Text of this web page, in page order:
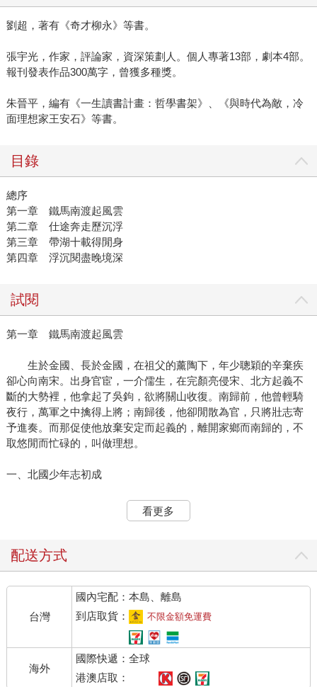
劉超，著有《奇才柳永》等書。
張宇光，作家，評論家，資深策劃人。個人專著13部，劇本4部。
報刊發表作品300萬字，曾獲多種獎。
朱晉平，編有《一生讀書計畫：哲學書架》、《與時代為敵，冷
面理想家王安石》等書。
目錄
總序
第一章 鐵馬南渡起風雲
第二章 仕途奔走歷沉浮
第三章 帶湖十載得閒身
第四章 浮沉閱盡晚境深
試閱
第一章 鐵馬南渡起風雲
生於金國、長於金國，在祖父的薰陶下，年少聰穎的辛棄疾
卻心向南宋。出身官宦，一介儒生，在完顏亮侵宋、北方起義不
斷的大勢裡，他拿起了吳鉤，欲將關山收復。南歸前，他曾輕騎
夜行，萬軍之中擒得上將；南歸後，他卻閒散為官，只將壯志寄
予進奏。而那促使他放棄安定而起義的，離開家鄉而南歸的，不
取悠閒而忙碌的，叫做理想。
一、北國少年志初成
西元1140年，是金朝天眷三年，也是南宋紹興十年。此時的
中國，東沿淮水、西以大散關為界，金朝與南宋分領了南北，在
鐵蹄正在北方的沃野上肆虐，而偏安一隅的南宋朝廷，則正在臨
事情還要從十三年前說起。靖康二年（西元1127年）四月，
在金太宗的授意下，金國將領完顏宗望、完顏宗弼率領著金軍，
侵占了北宋的土地，攻破了北宋的都城開封，最終將宋國國君徽
宗、欽宗擄掠了回去。泱泱大國的君主，竟至淪為了金人的階下
囚。最終北宋滅亡了，宋高宗趙構在江南建立了政權，沿用
「宋」國號，是為南宋。這場戰鬥也被視為宋朝莫大的恥辱，正
看更多
配送方式
台灣
國內宅配：本島、離島
到店取貨：
不限金額免運費
海外
國際快遞：全球
港澳店取：